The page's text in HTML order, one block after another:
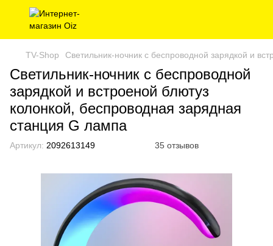
TV-Shop Светильник-ночник с беспроводной зарядкой и
Светильник-ночник с беспроводной
зарядкой и встроеной блютуз
колонкой, беспроводная зарядная
станция G лампа
Артикул: 2092613149 35 отзывов